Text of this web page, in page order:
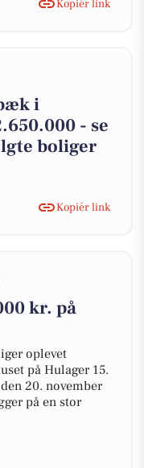
Kopiér link
i
- se
boliger
Kopiér link
kr. på
oplevet
på Hulager 15.
20. november
på en stor